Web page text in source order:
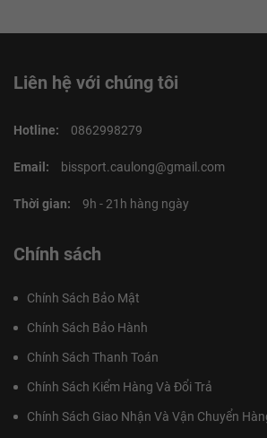
Liên hệ với chúng tôi
Hotline: 0862998279
Email: bissport.caulong@gmail.com
Thời gian: 9h - 21h hàng ngày
Chính sách
Chính Sách Bảo Mật
Chính Sách Bảo Hành
Chính Sách Thanh Toán
Chính Sách Kiểm Hàng Và Đổi Trả
Chính Sách Giao Nhận Và Vận Chuyển